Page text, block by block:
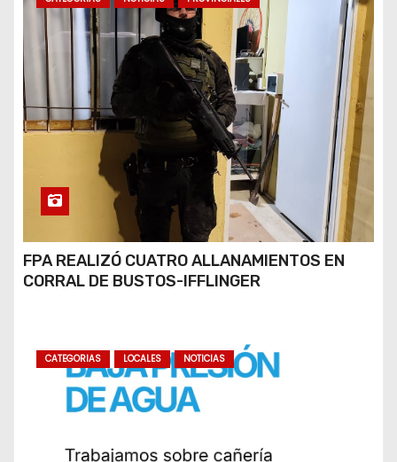
FPA REALIZÓ CUATRO ALLANAMIENTOS EN
CORRAL DE BUSTOS-IFFLINGER
CATEGORIAS LOCALES NOTICIAS